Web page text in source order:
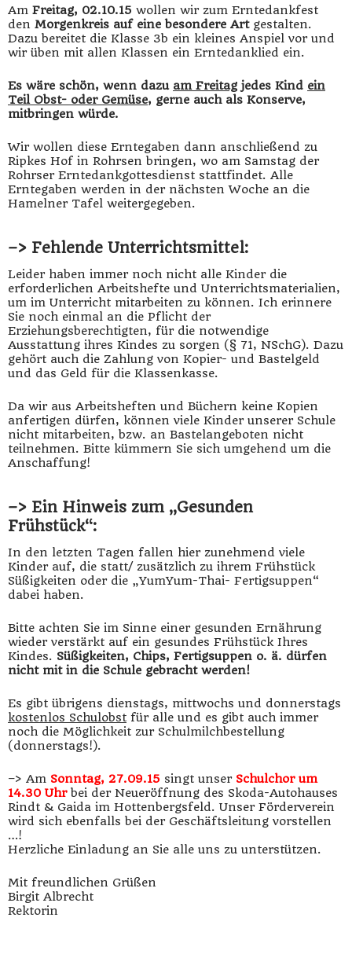
Am Freitag, 02.10.15 wollen wir zum Erntedankfest
den Morgenkreis auf eine besondere Artgestalten.
Dazu bereitet die Klasse 3b ein kleines Anspiel vor und
wir üben mit allen Klassen ein Erntedanklied ein.
Es wäre schön, wenn dazu am Freitag jedes Kind ein
Teil Obst- oder Gemüse, gerne auch als Konserve,
mitbringen würde.
Wir wollen diese Erntegaben dann anschließend zu
Ripkes Hof in Rohrsen bringen, wo am Samstag der
Rohrser Erntedankgottesdienst stattfindet. Alle
Erntegaben werden in der nächsten Woche an die
Hamelner Tafel weitergegeben.
–> Fehlende Unterrichtsmittel:
Leider haben immer noch nicht alle Kinder die
erforderlichen Arbeitshefte und Unterrichtsmaterialien,
um im Unterricht mitarbeiten zu können. Ich erinnere
Sie noch einmal an die Pflicht der
Erziehungsberechtigten, für die notwendige
Ausstattung ihres Kindes zu sorgen (§ 71, NSchG). Dazu
gehört auch die Zahlung von Kopier- und Bastelgeld
und das Geld für die Klassenkasse.
Da wir aus Arbeitsheften und Büchern keine Kopien
anfertigen dürfen, können viele Kinder unserer Schule
nicht mitarbeiten, bzw. an Bastelangeboten nicht
teilnehmen. Bitte kümmern Sie sich umgehend um die
Anschaffung!
–> Ein Hinweis zum „Gesunden
Frühstück“:
In den letzten Tagen fallen hier zunehmend viele
Kinder auf, die statt/ zusätzlich zu ihrem Frühstück
Süßigkeiten oder die „YumYum-Thai- Fertigsuppen“
dabei haben.
Bitte achten Sie im Sinne einer gesunden Ernährung
wieder verstärkt auf ein gesundes Frühstück Ihres
Kindes. Süßigkeiten, Chips, Fertigsuppen o. ä. dürfen
nicht mit in die Schule gebracht werden!
Es gibt übrigens dienstags, mittwochs und donnerstags
kostenlos Schulobst für alle und es gibt auch immer
noch die Möglichkeit zur Schulmilchbestellung
(donnerstags!).
–> Am Sonntag, 27.09.15 singt unser Schulchor um
14.30 Uhrbei der Neueröffnung des Skoda-Autohauses
Rindt & Gaida im Hottenbergsfeld. Unser Förderverein
wird sich ebenfalls bei der Geschäftsleitung vorstellen
…!
Herzliche Einladung an Sie alle uns zu unterstützen.
Mit freundlichen Grüßen
Birgit Albrecht
Rektorin